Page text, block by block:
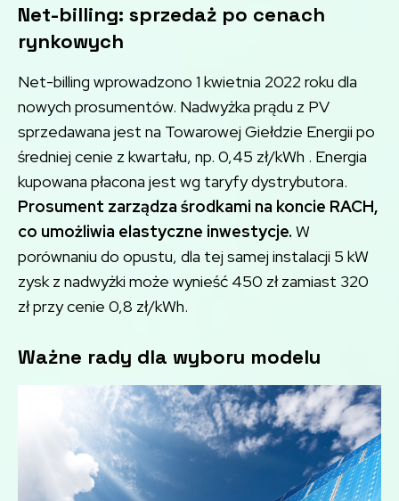
Net-billing: sprzedaż po cenach
rynkowych
Net-billing wprowadzono 1 kwietnia 2022 roku dla
nowych prosumentów. Nadwyżka prądu z PV
sprzedawana jest na Towarowej Giełdzie Energii po
średniej cenie z kwartału, np. 0,45 zł/kWh . Energia
kupowana płacona jest wg taryfy dystrybutora.
Prosument zarządza środkami na koncie RACH,
co umożliwia elastyczne inwestycje. W
porównaniu do opustu, dla tej samej instalacji 5 kW
zysk z nadwyżki może wynieść 450 zł zamiast 320
zł przy cenie 0,8 zł/kWh.
Ważne rady dla wyboru modelu